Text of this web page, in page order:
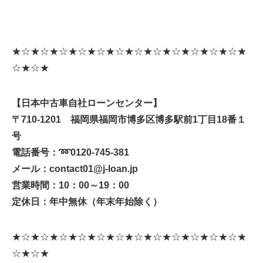
★☆★☆★☆★☆★☆★☆★☆★☆★☆★☆★☆★☆★
☆★☆★
【日本中古車自社ローンセンター】
〒710-1201 福岡県福岡市博多区博多駅前1丁目18番１
号
電話番号：➿0120-745-381
メール：contact01@j-loan.jp
営業時間：10：00～19：00
定休日：年中無休（年末年始除く）
★☆★☆★☆★☆★☆★☆★☆★☆★☆★☆★☆★☆★
☆★☆★